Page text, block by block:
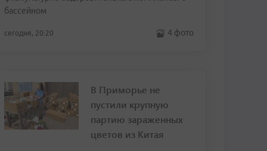
бассейном
сегодня, 20:20 4 фото
В Приморье не
пустили крупную
партию зараженных
цветов из Китая